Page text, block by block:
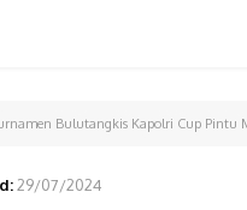
Bulutangkis Kapolri Cup
29/07/2024